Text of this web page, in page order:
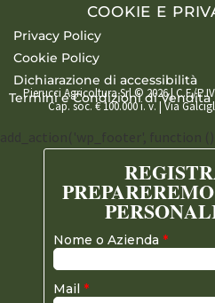
COOKIE E
Privacy Policy
Cookie Policy
Dichiarazione di accessibilità
Termini e Condizioni di Vendita
Pierucci Agricoltura Srl © 2026 | C.F./
Cap. soc. € 100.000 i. v. | Via
add_action('wp_footer', function ()